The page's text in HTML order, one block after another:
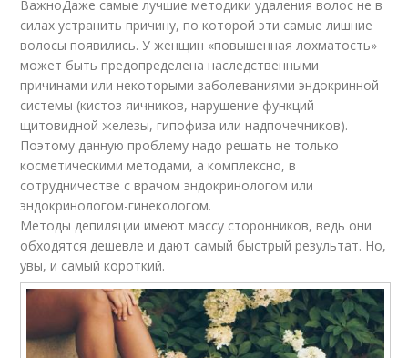
Подготовка к
ВажноДаже самые лучшие методики удаления волос не в
силах устранить причину, по которой эти самые лишние
волосы появились. У женщин «повышенная лохматость»
может быть предопределена наследственными
причинами или некоторыми заболеваниями эндокринной
системы (кистоз яичников, нарушение функций
щитовидной железы, гипофиза или надпочечников).
Поэтому данную проблему надо решать не только
косметическими методами, а комплексно, в
сотрудничестве с врачом эндокринологом или
эндокринологом-гинекологом.
Методы депиляции имеют массу сторонников, ведь они
обходятся дешевле и дают самый быстрый результат. Но,
увы, и самый короткий.